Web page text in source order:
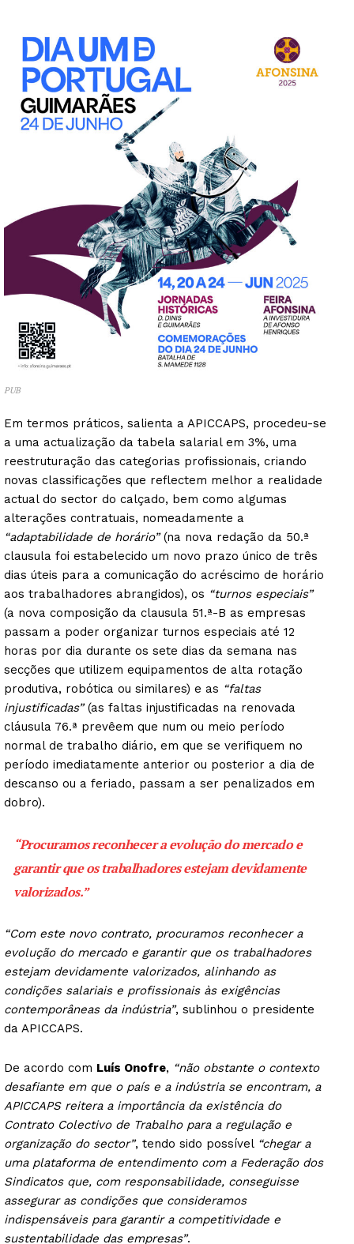
PUB
Em termos práticos, salienta a APICCAPS, procedeu-se
a uma actualização da tabela salarial em 3%, uma
reestruturação das categorias profissionais, criando
novas classificações que reflectem melhor a realidade
actual do sector do calçado, bem como algumas
alterações contratuais, nomeadamente a
“adaptabilidade de horário”(na nova redação da 50.ª
clausula foi estabelecido um novo prazo único de três
dias úteis para a comunicação do acréscimo de horário
aos trabalhadores abrangidos), os “turnos especiais”
(a nova composição da clausula 51.ª-B as empresas
passam a poder organizar turnos especiais até 12
horas por dia durante os sete dias da semana nas
secções que utilizem equipamentos de alta rotação
produtiva, robótica ou similares) e as “faltas
injustificadas”(as faltas injustificadas na renovada
cláusula 76.ª prevêem que num ou meio período
normal de trabalho diário, em que se verifiquem no
período imediatamente anterior ou posterior a dia de
descanso ou a feriado, passam a ser penalizados em
dobro).
“Procuramos reconhecer a evolução do mercado e
garantir que os trabalhadores estejam devidamente
valorizados.”
“Com este novo contrato, procuramos reconhecer a
evolução do mercado e garantir que os trabalhadores
estejam devidamente valorizados, alinhando as
condições salariais e profissionais às exigências
contemporâneas da indústria”, sublinhou o presidente
da APICCAPS.
De acordo com Luís Onofre, “não obstante o contexto
desafiante em que o país e a indústria se encontram, a
APICCAPS reitera a importância da existência do
Contrato Colectivo de Trabalho para a regulação e
organização do sector”, tendo sido possível “chegar a
uma plataforma de entendimento com a Federação dos
Sindicatos que, com responsabilidade, conseguisse
assegurar as condições que consideramos
indispensáveis para garantir a competitividade e
sustentabilidade das empresas”.